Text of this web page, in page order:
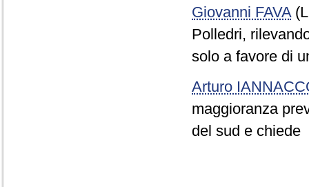
Giovanni FAVA
Polledri,
solo a favore di
Arturo
maggioranza
del sud e chiede